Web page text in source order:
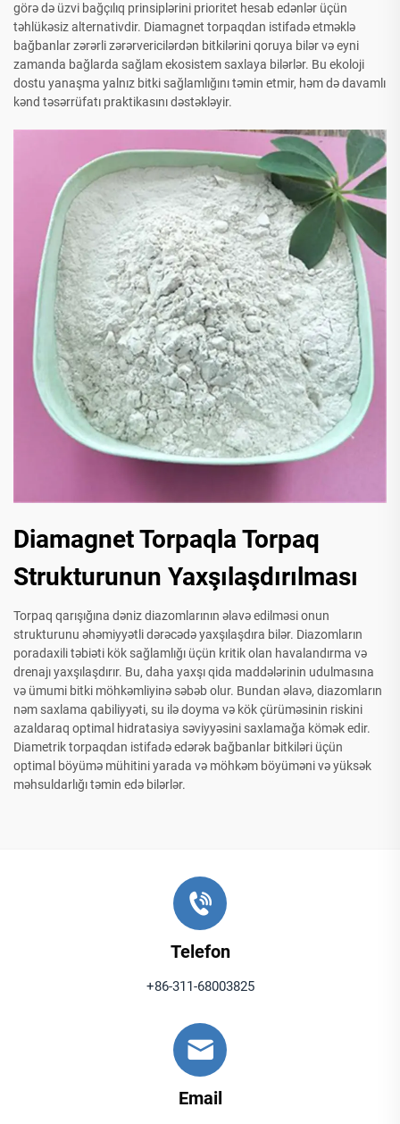
görə də üzvi bağçılıq prinsiplərini prioritet hesab edənlər üçün
təhlükəsiz alternativdir. Diamagnet torpaqdan istifadə etməklə
bağbanlar zərərli zərərvericilərdən bitkilərini qoruya bilər və eyni
zamanda bağlarda sağlam ekosistem saxlaya bilərlər. Bu ekoloji
dostu yanaşma yalnız bitki sağlamlığını təmin etmir, həm də davamlı
kənd təsərrüfatı praktikasını dəstəkləyir.
Diamagnet Torpaqla Torpaq
Strukturunun Yaxşılaşdırılması
Torpaq qarışığına dəniz diazomlarının əlavə edilməsi onun
strukturunu əhəmiyyətli dərəcədə yaxşılaşdıra bilər. Diazomların
poradaxili təbiəti kök sağlamlığı üçün kritik olan havalandırma və
drenajı yaxşılaşdırır. Bu, daha yaxşı qida maddələrinin udulmasına
və ümumi bitki möhkəmliyinə səbəb olur. Bundan əlavə, diazomların
nəm saxlama qabiliyyəti, su ilə doyma və kök çürüməsinin riskini
azaldaraq optimal hidratasiya səviyyəsini saxlamağa kömək edir.
Diametrik torpaqdan istifadə edərək bağbanlar bitkiləri üçün
optimal böyümə mühitini yarada və möhkəm böyüməni və yüksək
məhsuldarlığı təmin edə bilərlər.
Telefon
+86-311-68003825
Email